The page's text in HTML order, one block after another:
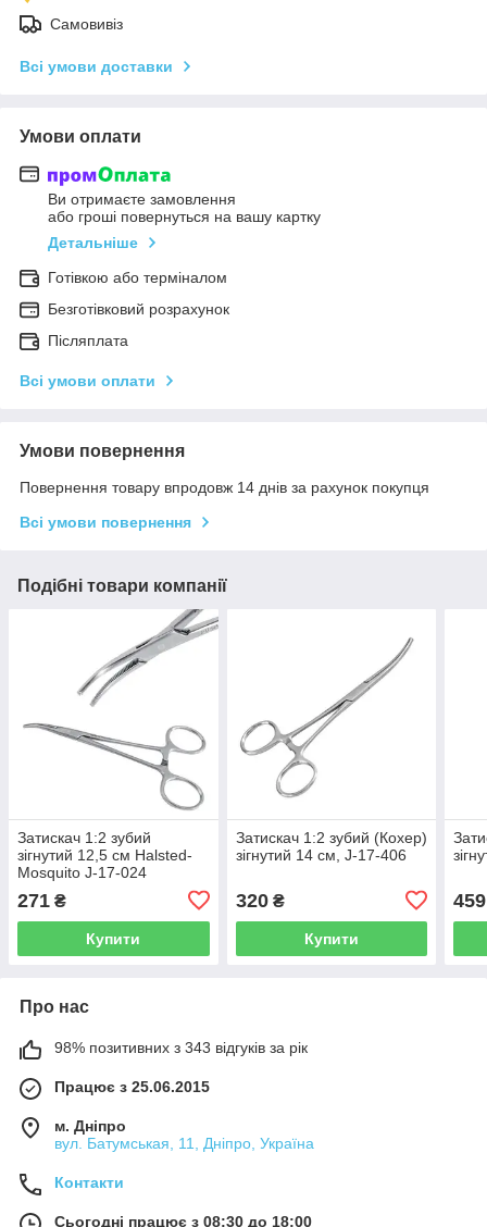
Самовивіз
Всі умови доставки
Умови оплати
Ви отримаєте замовлення
або гроші повернуться на вашу картку
Детальніше
Готівкою або терміналом
Безготівковий розрахунок
Післяплата
Всі умови оплати
Умови повернення
Повернення товару впродовж 14 днів за рахунок покупця
Всі умови повернення
Подібні товари компанії
Затискач 1:2 зубий
зігнутий 12,5 см Halsted-
Mosquito J-17-024
271 ₴
Купити
Затискач 1:2 зубий (Кохер)
зігнутий 14 см, J-17-406
320₴
Купити
459
Про нас
98% позитивних з 343 відгуків за рік
Працює з 25.06.2015
м. Дніпро
вул. Батумськая, 11, Дніпро, Україна
Контакти
Сьогодні працює з 08:30 до 18:00